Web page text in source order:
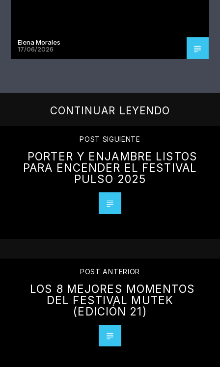
Elena Morales
17/06/2026
CONTINUAR LEYENDO
POST SIGUIENTE
PORTER Y ENJAMBRE LISTOS
PARA ENCENDER EL FESTIVAL
PULSO 2025
POST ANTERIOR
LOS 8 MEJORES MOMENTOS
DEL FESTIVAL MUTEK
(EDICIÓN 21)